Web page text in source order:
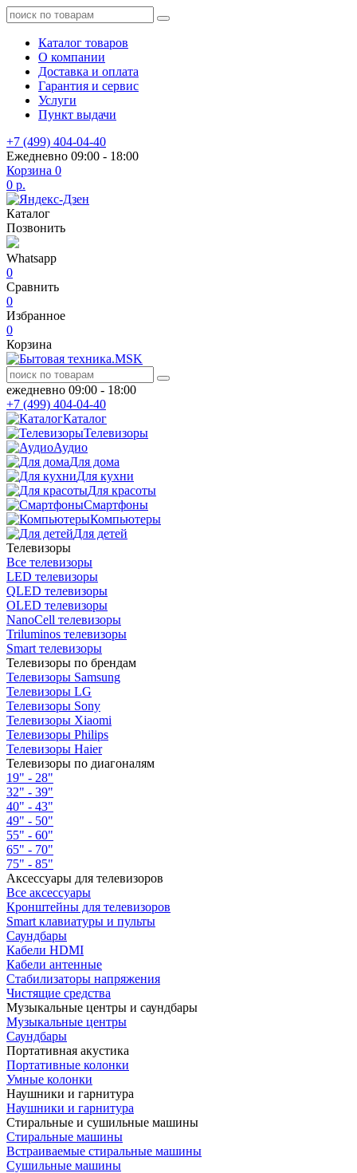
Каталог товаров
О компании
Доставка и оплата
Гарантия и сервис
Услуги
Пункт выдачи
+7 (499) 404-04-40
Ежедневно 09:00 - 18:00
Корзина 0
0 р.
Каталог
Позвонить
Whatsapp
0
Сравнить
0
Избранное
0
Корзина
ежедневно 09:00 - 18:00
+7 (499) 404-04-40
Каталог
Телевизоры
Аудио
Для дома
Для кухни
Для красоты
Смартфоны
Компьютеры
Для детей
Телевизоры
Все телевизоры
LED телевизоры
QLED телевизоры
OLED телевизоры
NanoCell телевизоры
Triluminos телевизоры
Smart телевизоры
Телевизоры по брендам
Телевизоры Samsung
Телевизоры LG
Телевизоры Sony
Телевизоры Xiaomi
Телевизоры Philips
Телевизоры Haier
Телевизоры по диагоналям
19" - 28"
32" - 39"
40" - 43"
49" - 50"
55" - 60"
65" - 70"
75" - 85"
Аксессуары для телевизоров
Все аксессуары
Кронштейны для телевизоров
Smart клавиатуры и пульты
Саундбары
Кабели HDMI
Кабели антенные
Стабилизаторы напряжения
Чистящие средства
Музыкальные центры и саундбары
Музыкальные центры
Саундбары
Портативная акустика
Портативные колонки
Умные колонки
Наушники и гарнитура
Наушники и гарнитура
Стиральные и сушильные машины
Стиральные машины
Встраиваемые стиральные машины
Сушильные машины